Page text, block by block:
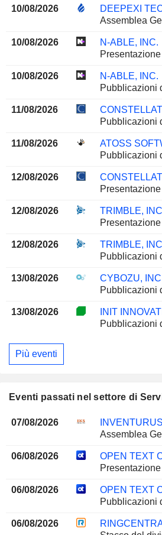
10/08/2026
Assemblea
10/08/2026
N-ABLE, INC.
10/08/2026
N-ABLE, INC.
Pubblicazioni
11/08/2026
Pubblicazioni
11/08/2026
ATOSS
Pubblicazioni
12/08/2026
12/08/2026
TRIMBLE,
12/08/2026
TRIMBLE,
Pubblicazioni
13/08/2026
CYBOZU,
Pubblicazioni
13/08/2026
Pubblicazioni
Più eventi
Eventi passati nel settore di
07/08/2026
Assemblea
06/08/2026
OPEN TEXT
06/08/2026
OPEN TEXT
Pubblicazioni
06/08/2026